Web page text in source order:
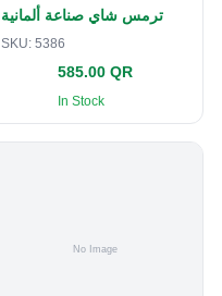
ترمس شاي صناعة ألمانية
SKU: 5386
585.00 QR
In Stock